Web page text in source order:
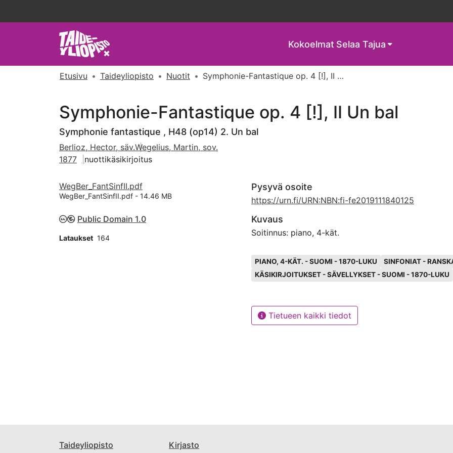
Kokoelmat Selaa Tajua
Etusivu Taideyliopisto Nuotit Symphonie-Fantastique op. 4 [!], II Un bal
Symphonie-Fantastique op. 4 [!], II Un bal
Symphonie fantastique , H48 (op14) 2. Un bal
Berlioz, Hector, säv.Wegelius, Martin, sov.
1877
nuottikäsikirjoitus
WegBer_FantSinfII.pdf
WegBer_FantSinfII.pdf - 14.46 MB
Public Domain 1.0
Lataukset 164
Pysyvä osoite
https://urn.fi/URN:NBN:fi-fe2019111840125
Kuvaus
Soitinnus: piano, 4-kät.
Avainsanat
PIANO, 4-KÄT. - SUOMI - 1870-LUKU
SINFONIAT -
KÄSIKIRJOITUKSET - SÄVELLYKSET - SUOMI - 1870-LUKU
Tietueen kaikki tiedot
Taideyliopisto Kirjasto